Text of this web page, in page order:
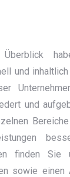
und
und
finden Sie
sowie einen